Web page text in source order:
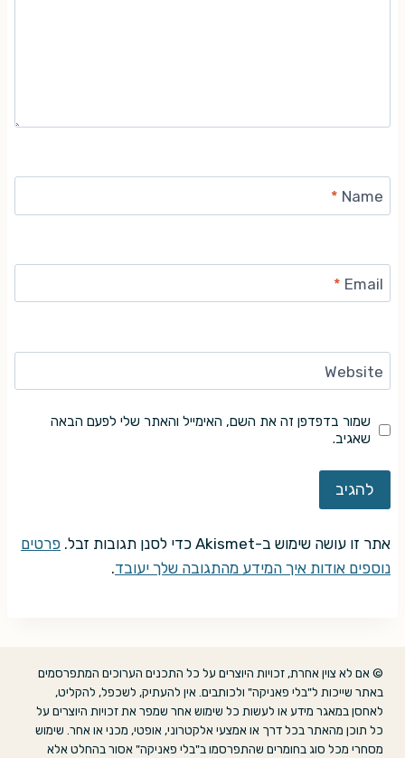
Name
*
Email
*
Website
שמור בדפדפן זה את השם, האימייל והאתר שלי לפעם הבאה
שאגיב.
אתר זו עושה שימוש ב-Akismet כדי לסנן תגובות זבל.
פרטים
נוספים אודות איך המידע מהתגובה שלך יעובד.
© אם לא צוין אחרת, זכויות היוצרים על כל התכנים הערוכים המתפרסמים
באתר שייכות ל"בלי פאניקה" ולכותבים. אין להעתיק, לשכפל, להקליט,
לאחסן במאגר מידע או לעשות כל שימוש אחר שמפר את זכויות היוצרים על
כל תוכן מהאתר בכל דרך או אמצעי אלקטרוני, אופטי, מכני או אחר. שימוש
מסחרי מכל סוג בחומרים שהתפרסמו ב"בלי פאניקה" אסור בהחלט אלא